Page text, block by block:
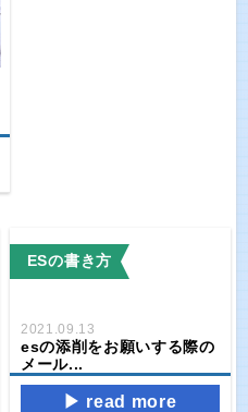
ESの書き方
2021.09.13
esの添削をお願いする際の
メール...
read more